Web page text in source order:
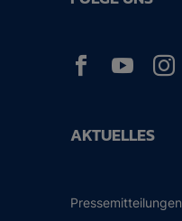
AKTUELLES
Pressemitteilungen
  